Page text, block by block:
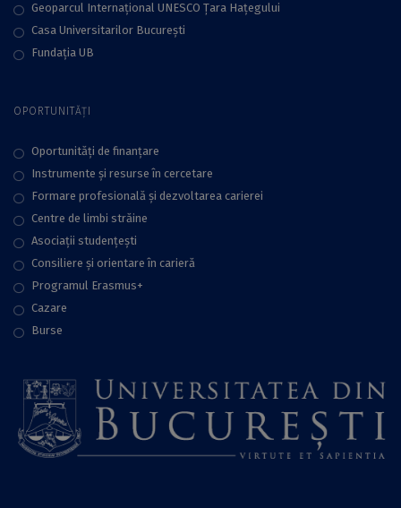
Geoparcul Internațional UNESCO Țara Hațegului
Casa Universitarilor București
Fundaţia UB
OPORTUNITĂȚI
Oportunități de finanțare
Instrumente și resurse în cercetare
Formare profesională și dezvoltarea carierei
Centre de limbi străine
Asociații studențești
Consiliere şi orientare în carieră
Programul Erasmus+
Cazare
Burse